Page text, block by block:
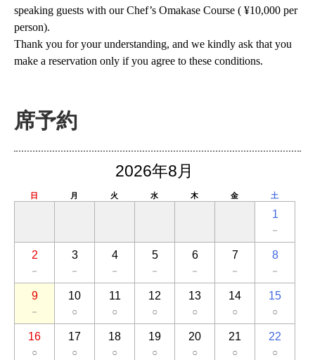
speaking guests with our Chef’s Omakase Course ( ¥10,000 per
person).
Thank you for your understanding, and we kindly ask that you
make a reservation only if you agree to these conditions.
席予約
2026年8月
日 月 火 水 木 金 土
1
－
2
－
3
－
4
－
5
－
6
－
7
－
8
－
9
－
10
○
11
○
12
○
13
○
14
○
15
○
16
○
17
○
18
○
19
○
20
○
21
○
22
○